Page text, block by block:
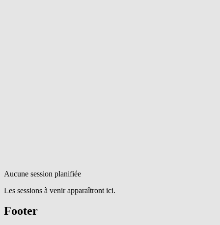
Aucune session planifiée
Les sessions à venir apparaîtront ici.
Footer